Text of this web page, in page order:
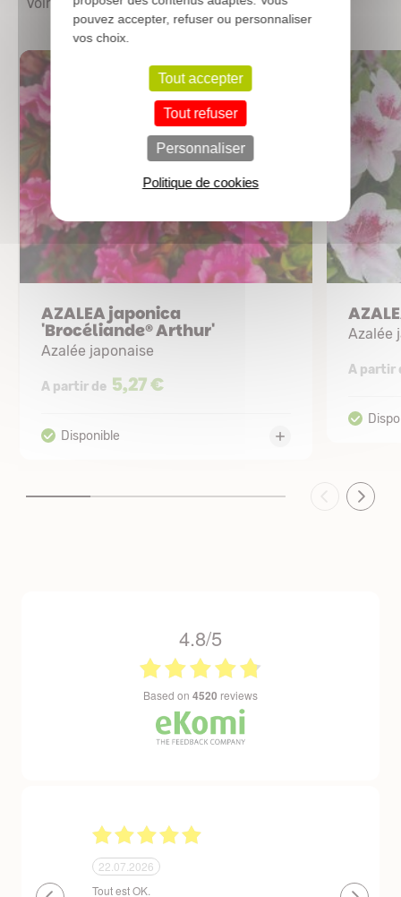
AZALEA japonica
'Brocéliande® Arthur'
Azalée japonaise
A partir de 5,27 €
Azalée
A partir
4.8/5
based on 4520 reviews
24.06.2026
plantes de qualité très bien emballées et
Un site que
pouvez accepter, refuser ou personnaliser
vos choix.
Tout accepter
Tout refuser
Personnaliser
Politique de cookies